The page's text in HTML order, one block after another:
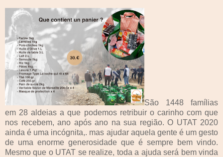
São 1448 famílias
em 28 aldeias a que podemos retribuir o carinho com que
nos recebem, ano após ano na sua região. O UTAT 2020
ainda é uma incógnita,. mas ajudar aquela gente é um gesto
de uma enorme generosidade que é sempre bem vindo.
Mesmo que o UTAT se realize, toda a ajuda será bem vinda